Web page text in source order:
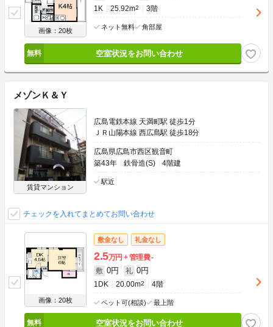
画像：20枚
1K 25.92m2 3階
ネット無料 角部屋
空室状況をお問い合わせ
メゾンＫ＆Ｙ
賃貸マンション
広島電鉄本線 天満町駅 徒歩1分
ＪＲ山陽本線 西広島駅 徒歩18分
広島県広島市西区観音町
築43年
鉄骨造(S) 4階建
駅近
チェックを入れてまとめてお問い合わせ
画像：20枚
敷金なし 礼金なし
2.5万円 管理費-
敷 0円 礼 0円
1DK 20.00m2 4階
ペット可(相談) 最上階
空室状況をお問い合わせ